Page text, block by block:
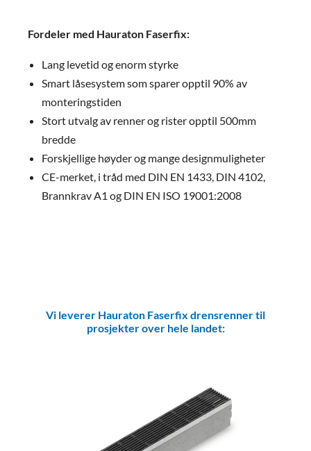
Fordeler med Hauraton Faserfix:
Lang levetid og enorm styrke
Smart låsesystem som sparer opptil 90% av
monteringstiden
Stort utvalg av renner og rister opptil 500mm
bredde
Forskjellige høyder og mange designmuligheter
CE-merket, i tråd med DIN EN 1433, DIN 4102,
Brannkrav A1 og DIN EN ISO 19001:2008
Vi leverer Hauraton Faserfix drensrenner til
prosjekter over hele landet: